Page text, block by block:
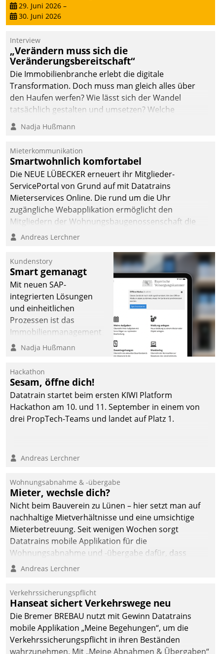
29. Juni 2026 –
30. Juni 2026
Interview
„Verändern muss sich die
Veränderungsbereitschaft“
Die Immobilienbranche erlebt die digitale
Transformation. Doch muss man gleich alles über
den Haufen werfen? Wie lässt sich der Wandel
tatsächlich gestalten und umsetzen? Welche
Argumente zählen wirklich?
Nadja Hußmann
Mieterkommunikation
Smartwohnlich komfortabel
Die NEUE LÜBECKER erneuert ihr Mitglieder-
ServicePortal von Grund auf mit Datatrains
Mieterservices Online. Die rund um die Uhr
zugängliche Webapplikation ermöglicht den
Mitgliedern der Wohnungs­bau­genossenschaft die
Kontaktaufnahme per Smartphone, Tablet oder PC.
Andreas Lerchner
Kundenstory
Smart gemanagt
Mit neuen SAP-
integrierten Lösungen
und einheitlichen
Prozessen ist das
Immobilienmanagement
der Bayerischen
Ressort Kapitalanlage für
künftige Aufgaben und
Herausforderungen
gerüstet.
Nadja Hußmann
Hackathon
Sesam, öffne dich!
Datatrain startet beim ersten KIWI Platform
Hackathon am 10. und 11. September in einem von
drei PropTech-Teams und landet auf Platz 1.
Andreas Lerchner
Wohnungsabnahme & -übergabe
Mieter, wechsle dich?
Nicht beim Bauverein zu Lünen – hier setzt man auf
nachhaltige Mietverhältnisse und eine umsichtige
Mieterbetreuung. Seit wenigen Wochen sorgt
Datatrains mobile Applikation für die
Wohnungsabnahme und -übergabe dafür, dass
Mieter wohlgeordnet kommen und, so es sein muss,
Andreas Lerchner
Verkehrssicherungspflicht
Hanseat sichert Verkehrswege neu
Die Bremer BREBAU nutzt mit Gewinn Datatrains
mobile Applikation „Meine Begehungen“, um die
Verkehrssicherungspflicht in ihren Beständen
wahrzunehmen. Mit „Meine Abnahmen & Übergaben“